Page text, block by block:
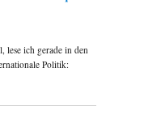
lese ich gerade in den
Politik: